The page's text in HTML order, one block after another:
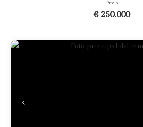
Precio
€ 250.000